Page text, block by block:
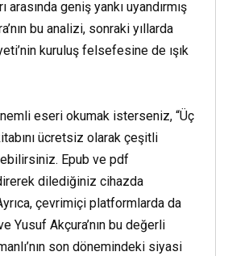
arasında geniş yankı uyandırmış
bu analizi, sonraki yıllarda
kuruluş felsefesine de ışık
eseri okumak isterseniz, “Üç
ücretsiz olarak çeşitli
Epub ve pdf
dilediğiniz cihazda
çevrimiçi platformlarda da
Yusuf Akçura’nın bu değerli
son dönemindeki siyasi